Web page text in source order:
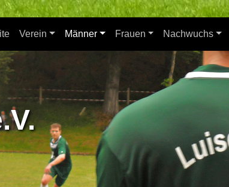
Verein Männer Frauen Nachwuchs